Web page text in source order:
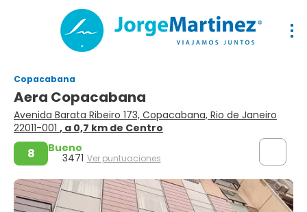
Copacabana
Aera Copacabana
Avenida Barata Ribeiro 173, Copacabana, Rio de Janeiro
22011-001 , a 0,7 km de Centro
8 Bueno
3471 Ver puntuaciones